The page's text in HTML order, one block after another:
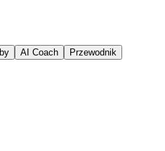
AI Coach Przewodnik